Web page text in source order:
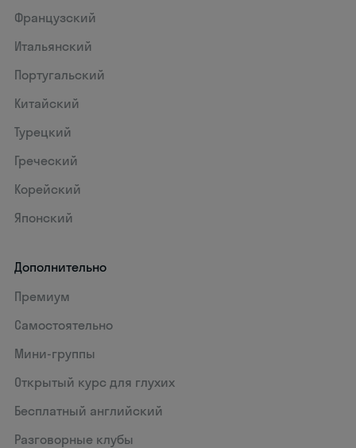
Французский
Итальянский
Португальский
Китайский
Турецкий
Греческий
Корейский
Японский
Дополнительно
Премиум
Самостоятельно
Мини-группы
Открытый курс для глухих
Бесплатный английский
Разговорные клубы